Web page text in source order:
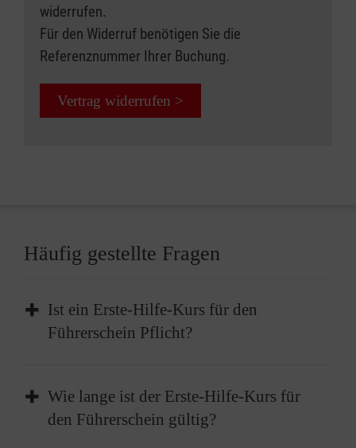
widerrufen.
Für den Widerruf benötigen Sie die
Referenznummer Ihrer Buchung.
Vertrag widerrufen >
Häufig gestellte Fragen
Ist ein Erste-Hilfe-Kurs für den
Führerschein Pflicht?
Die Teilnahme an einem Erste-Hilfe-Kurs ist
Pflicht, bevor Sie Ihren Führerschein erhalten
können. Vor der Führerscheinprüfung müssen
Wie lange ist der Erste-Hilfe-Kurs für
den Führerschein gültig?